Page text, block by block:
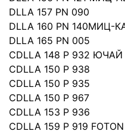
DLLA 157 PN 090
DLLA 160 PN 140МИЦ-
DLLA 165 PN 005
CDLLA 148 P 932 ЮЧАЙ
CDLLA 150 P 938
CDLLA 150 P 935
CDLLA 150 P 967
CDLLA 153 P 936
CDLLA 159 P 919 FOTON